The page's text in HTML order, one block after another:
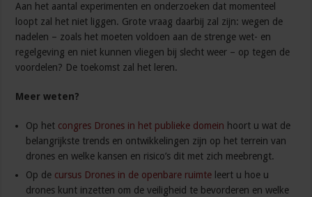
Aan het aantal experimenten en onderzoeken dat momenteel
loopt zal het niet liggen. Grote vraag daarbij zal zijn: wegen de
nadelen – zoals het moeten voldoen aan de strenge wet- en
regelgeving en niet kunnen vliegen bij slecht weer – op tegen de
voordelen? De toekomst zal het leren.
Meer weten?
Op het congres Drones in het publieke domein hoort u wat de
belangrijkste trends en ontwikkelingen zijn op het terrein van
drones en welke kansen en risico’s dit met zich meebrengt.
Op de cursus Drones in de openbare ruimte leert u hoe u
drones kunt inzetten om de veiligheid te bevorderen en welke